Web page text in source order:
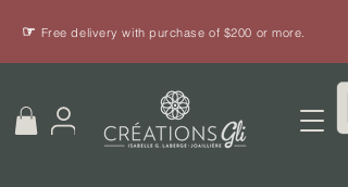
☞ Free delivery with purchase of $200 or more.